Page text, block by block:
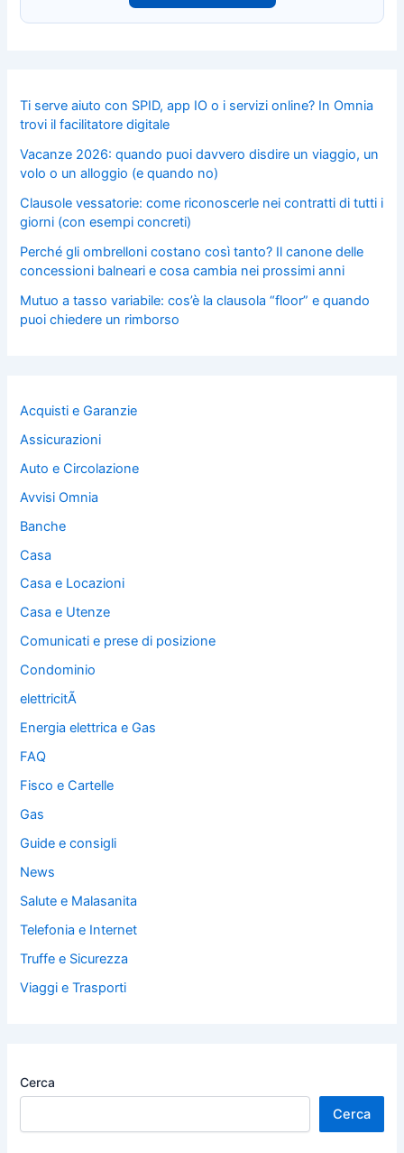
Ti serve aiuto con SPID, app IO o i servizi online? In Omnia
trovi il facilitatore digitale
Vacanze 2026: quando puoi davvero disdire un viaggio, un
volo o un alloggio (e quando no)
Clausole vessatorie: come riconoscerle nei contratti di tutti i
giorni (con esempi concreti)
Perché gli ombrelloni costano così tanto? Il canone delle
concessioni balneari e cosa cambia nei prossimi anni
Mutuo a tasso variabile: cos’è la clausola “floor” e quando
puoi chiedere un rimborso
Acquisti e Garanzie
Assicurazioni
Auto e Circolazione
Avvisi Omnia
Banche
Casa
Casa e Locazioni
Casa e Utenze
Comunicati e prese di posizione
Condominio
elettricitÃ
Energia elettrica e Gas
FAQ
Fisco e Cartelle
Gas
Guide e consigli
News
Salute e Malasanita
Telefonia e Internet
Truffe e Sicurezza
Viaggi e Trasporti
Cerca
Cerca